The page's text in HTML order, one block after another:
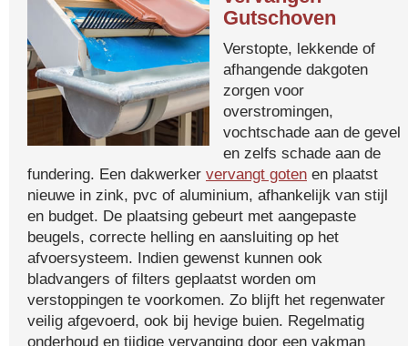
Gutschoven
Verstopte, lekkende of
afhangende dakgoten
zorgen voor
overstromingen,
vochtschade aan de gevel
en zelfs schade aan de
fundering. Een dakwerker vervangt goten en plaatst
nieuwe in zink, pvc of aluminium, afhankelijk van stijl
en budget. De plaatsing gebeurt met aangepaste
beugels, correcte helling en aansluiting op het
afvoersysteem. Indien gewenst kunnen ook
bladvangers of filters geplaatst worden om
verstoppingen te voorkomen. Zo blijft het regenwater
veilig afgevoerd, ook bij hevige buien. Regelmatig
onderhoud en tijdige vervanging door een vakman